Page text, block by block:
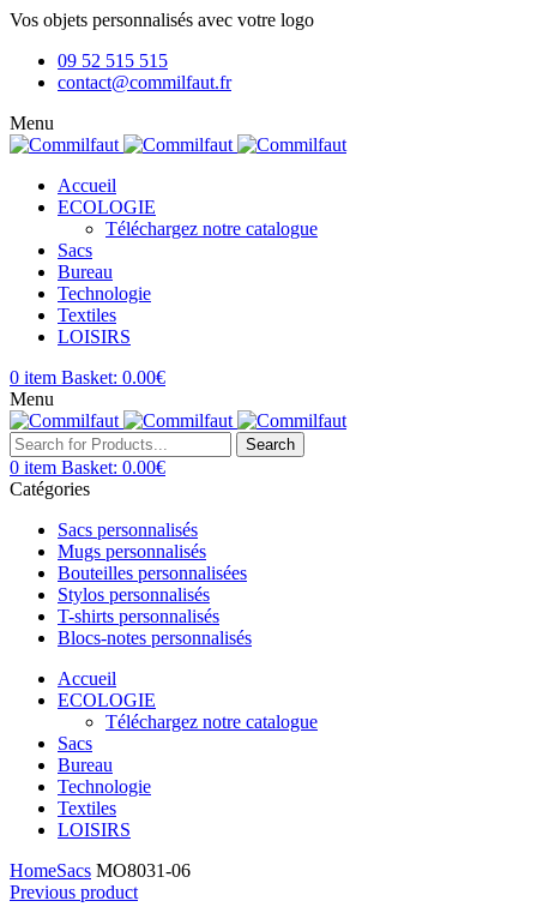
Vos objets personnalisés avec votre logo
09 52 515 515
contact@commilfaut.fr
Menu
Accueil
ECOLOGIE
Téléchargez notre catalogue
Sacs
Bureau
Technologie
Textiles
LOISIRS
0 item Basket: 0.00€
Menu
Search
0 item Basket: 0.00€
Catégories
Sacs personnalisés
Mugs personnalisés
Bouteilles personnalisées
Stylos personnalisés
T-shirts personnalisés
Blocs-notes personnalisés
Accueil
ECOLOGIE
Téléchargez notre catalogue
Sacs
Bureau
Technologie
Textiles
LOISIRS
HomeSacs MO8031-06
Previous product